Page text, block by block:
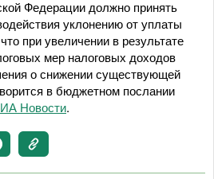
Федерации должно принять
уклонению от уплаты
при увеличении в результате
мер налоговых доходов
о снижении существующей
в бюджетном послании
Новости.